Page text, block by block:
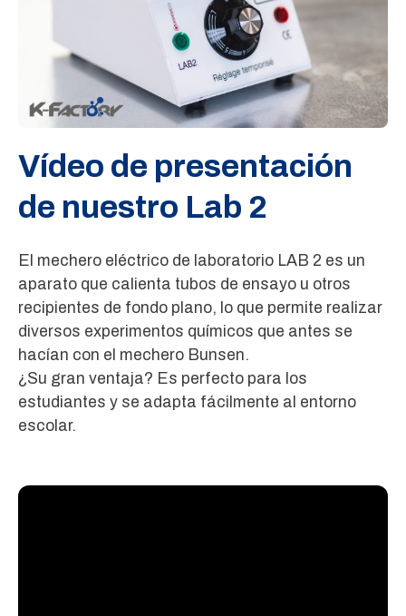
Vídeo de presentación
de nuestro Lab 2
El mechero eléctrico de laboratorio LAB 2 es un
aparato que calienta tubos de ensayo u otros
recipientes de fondo plano, lo que permite realizar
diversos experimentos químicos que antes se
hacían con el mechero Bunsen.
¿Su gran ventaja? Es perfecto para los
estudiantes y se adapta fácilmente al entorno
escolar.